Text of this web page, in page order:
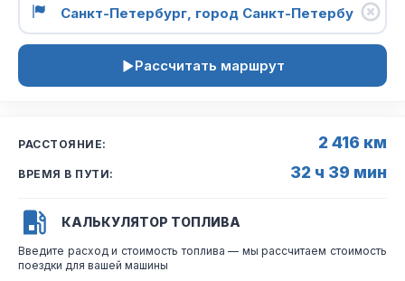
Рассчитать маршрут
РАССТОЯНИЕ: 2 416 км
ВРЕМЯ В ПУТИ: 32 ч 39 мин
КАЛЬКУЛЯТОР ТОПЛИВА
Введите расход и стоимость топлива — мы рассчитаем стоимость
поездки для вашей машины